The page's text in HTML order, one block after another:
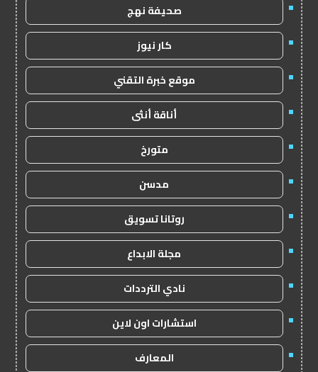
صحيفة نهج
كار نيوز
موقع خبرة التقني
أناقة أنثى
متورخ
مدسن
روتانا تسويق
مجلة الابداع
نادي الترددات
استشارات اون لاين
المعارف